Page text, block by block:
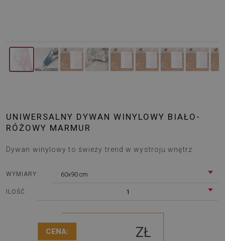
UNIWERSALNY DYWAN WINYLOWY BIAŁO-
RÓŻOWY MARMUR
Dywan winylowy to świeży trend w wystroju wnętrz.
WYMIARY: 60x90 cm
ILOŚĆ 1
CENA: ZŁ